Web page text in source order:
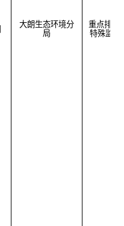
大朗生态环境分
局
重点排污
特殊监管